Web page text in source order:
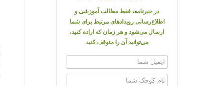
در خبرنامه، فقط مطالب آموزشی و
اطلاع‌رسانی رویدادهای مرتبط برای شما
ارسال می‌شود و هر زمان که اراده کنید،
می‌توانید آن را متوقف کنید